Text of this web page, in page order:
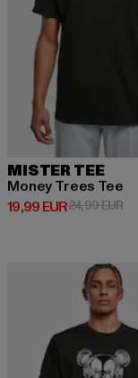
MISTER TEE
Money Trees Tee
19,99 EUR
Derzeitiger Preis:
24,99 EUR